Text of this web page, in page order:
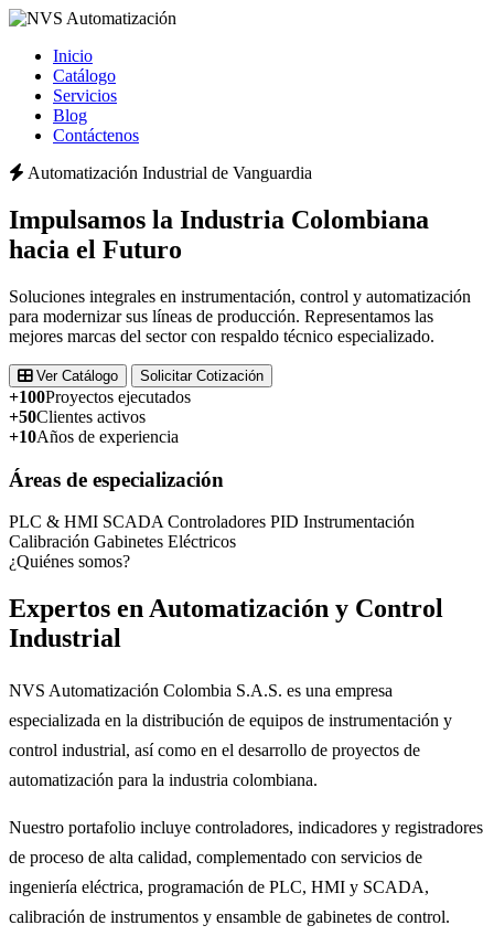
Inicio
Catálogo
Servicios
Blog
Contáctenos
Automatización Industrial de Vanguardia
Impulsamos la Industria Colombiana
hacia el Futuro
Soluciones integrales en instrumentación, control y automatización
para modernizar sus líneas de producción. Representamos las
mejores marcas del sector con respaldo técnico especializado.
Ver Catálogo Solicitar Cotización
+100Proyectos ejecutados
+50Clientes activos
+10Años de experiencia
Áreas de especialización
PLC & HMI SCADA Controladores PID Instrumentación
Calibración Gabinetes Eléctricos
¿Quiénes somos?
Expertos en Automatización y Control
Industrial
NVS Automatización Colombia S.A.S. es una empresa
especializada en la distribución de equipos de instrumentación y
control industrial, así como en el desarrollo de proyectos de
automatización para la industria colombiana.
Nuestro portafolio incluye controladores, indicadores y registradores
de proceso de alta calidad, complementado con servicios de
ingeniería eléctrica, programación de PLC, HMI y SCADA,
calibración de instrumentos y ensamble de gabinetes de control.